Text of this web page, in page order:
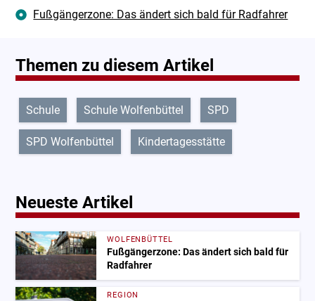
Fußgängerzone: Das ändert sich bald für Radfahrer
Themen zu diesem Artikel
Schule Schule Wolfenbüttel SPD
SPD Wolfenbüttel Kindertagesstätte
Neueste Artikel
WOLFENBÜTTEL
Fußgängerzone: Das ändert sich bald für
Radfahrer
REGION